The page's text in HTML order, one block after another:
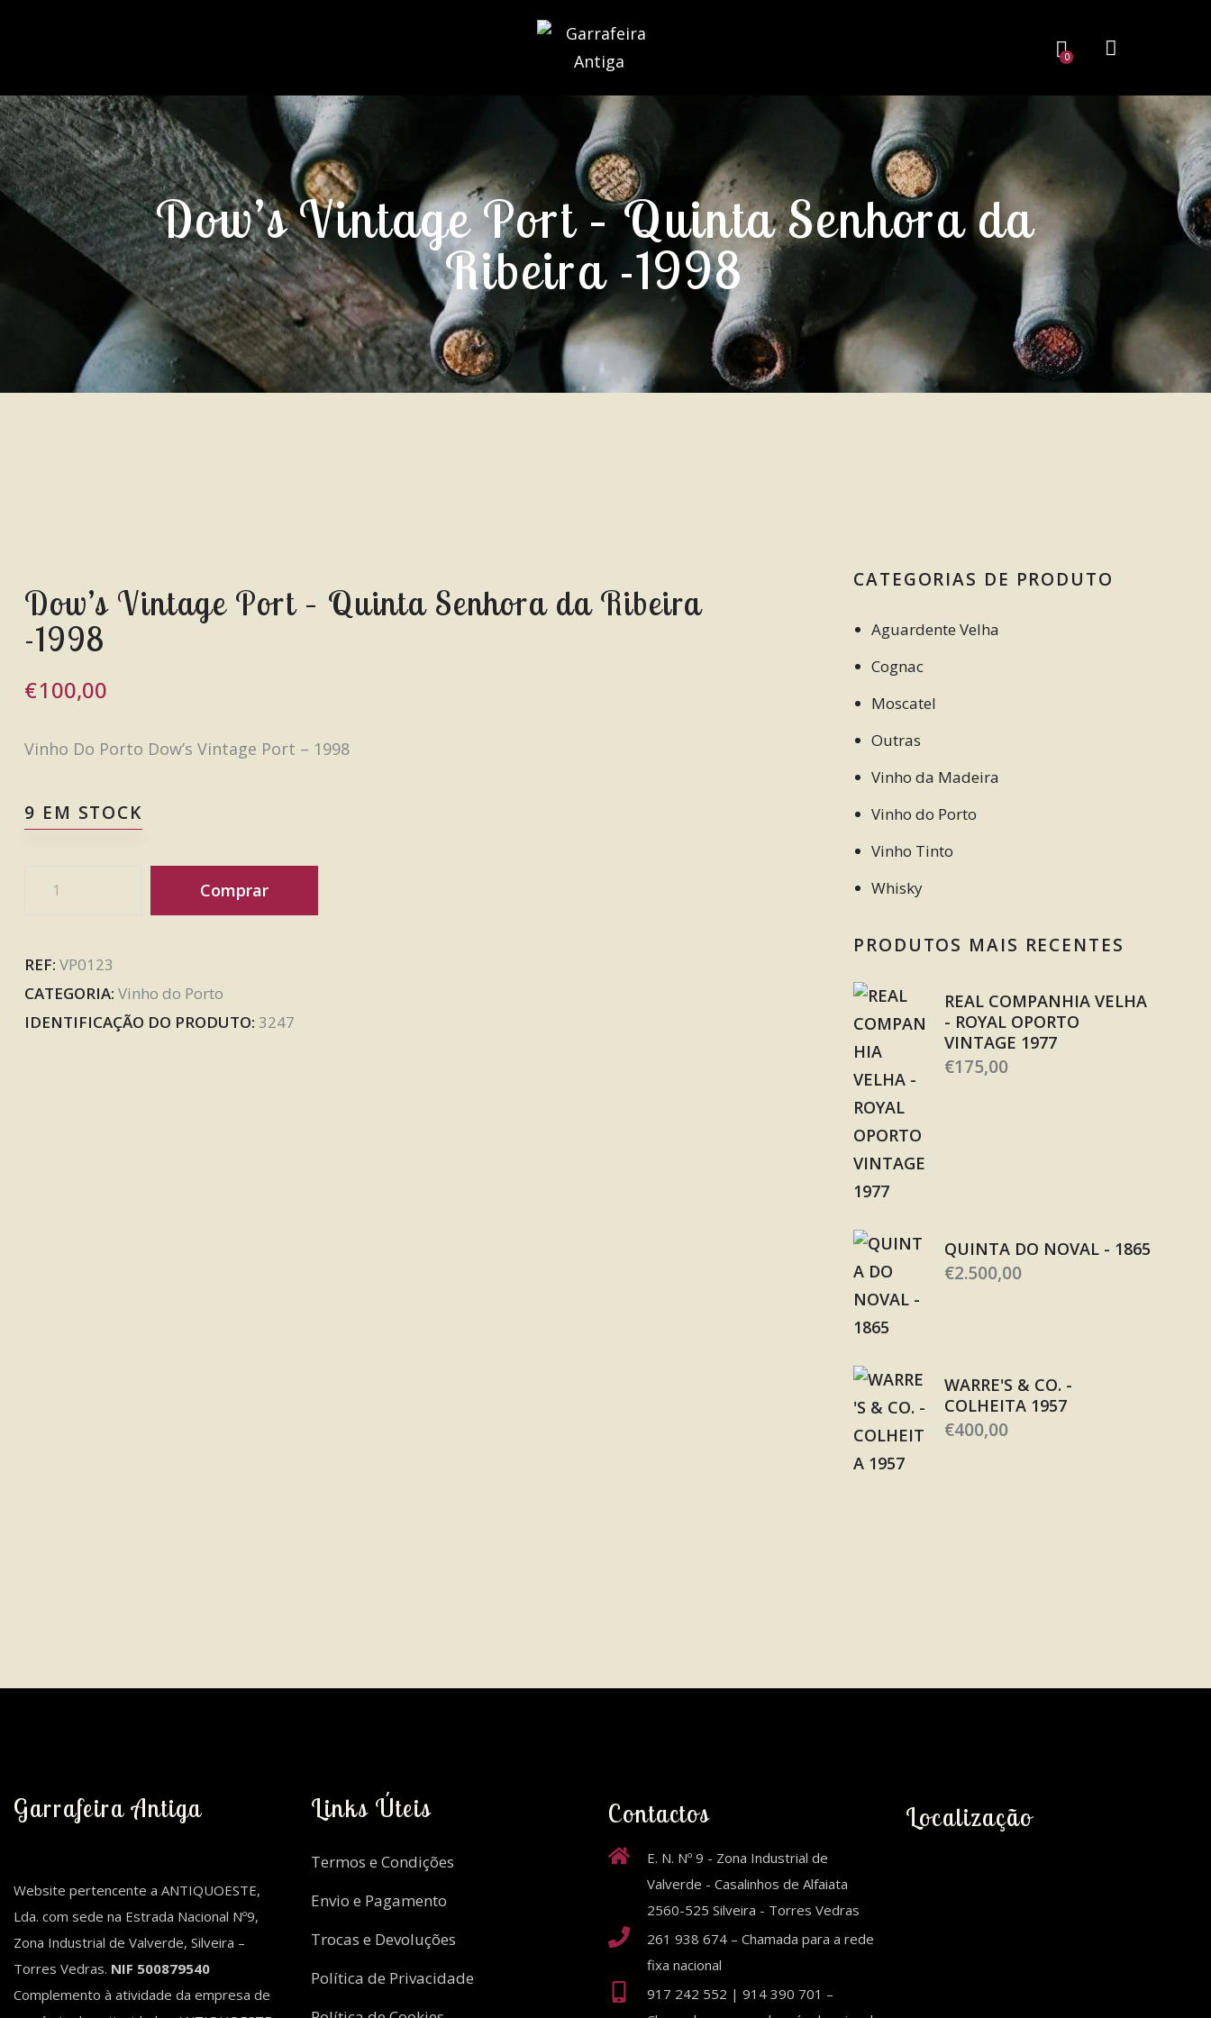
0
Dow’s Vintage Port – Quinta Senhora da
Ribeira -1998
Dow’s Vintage Port – Quinta Senhora da Ribeira
-1998
€100,00
Vinho Do Porto Dow’s Vintage Port – 1998
9 EM STOCK
Comprar
REF: VP0123
CATEGORIA: Vinho do Porto
IDENTIFICAÇÃO DO PRODUTO: 3247
CATEGORIAS DE PRODUTO
Aguardente Velha
Cognac
Moscatel
Outras
Vinho da Madeira
Vinho do Porto
Vinho Tinto
Whisky
PRODUTOS MAIS RECENTES
REAL COMPANHIA VELHA
- ROYAL OPORTO
VINTAGE 1977
€175,00
QUINTA DO NOVAL - 1865
€2.500,00
WARRE'S & CO. -
COLHEITA 1957
€400,00
Garrafeira Antiga
Website pertencente a ANTIQUOESTE,
Lda. com sede na Estrada Nacional Nº9,
Zona Industrial de Valverde, Silveira –
Torres Vedras. NIF 500879540
Complemento à atividade da empresa de
Links Úteis
Termos e Condições
Envio e Pagamento
Trocas e Devoluções
Política de Privacidade
Contactos
E. N. Nº 9 - Zona Industrial de
Valverde - Casalinhos de Alfaiata
2560-525 Silveira - Torres Vedras
261 938 674 – Chamada para a rede
fixa nacional
917 242 552 | 914 390 701 –
Localização